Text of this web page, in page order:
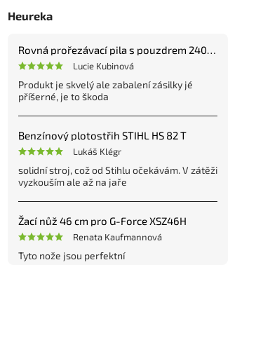
Heureka
Rovná prořezávací pila s pouzdrem 240 mm
Lucie Kubinová
Produkt je skvelý ale zabalení zásilky jé
příšerné, je to škoda
Benzínový plotostřih STIHL HS 82 T
Lukáš Klégr
solidní stroj, což od Stihlu očekávám. V zátěži
vyzkouším ale až na jaře
Žací nůž 46 cm pro G-Force XSZ46H
Renata Kaufmannová
Tyto nože jsou perfektní